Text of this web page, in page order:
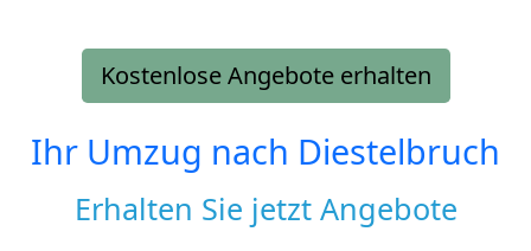
Kostenlose Angebote erhalten
Ihr Umzug nach Diestelbruch
Erhalten Sie jetzt Angebote